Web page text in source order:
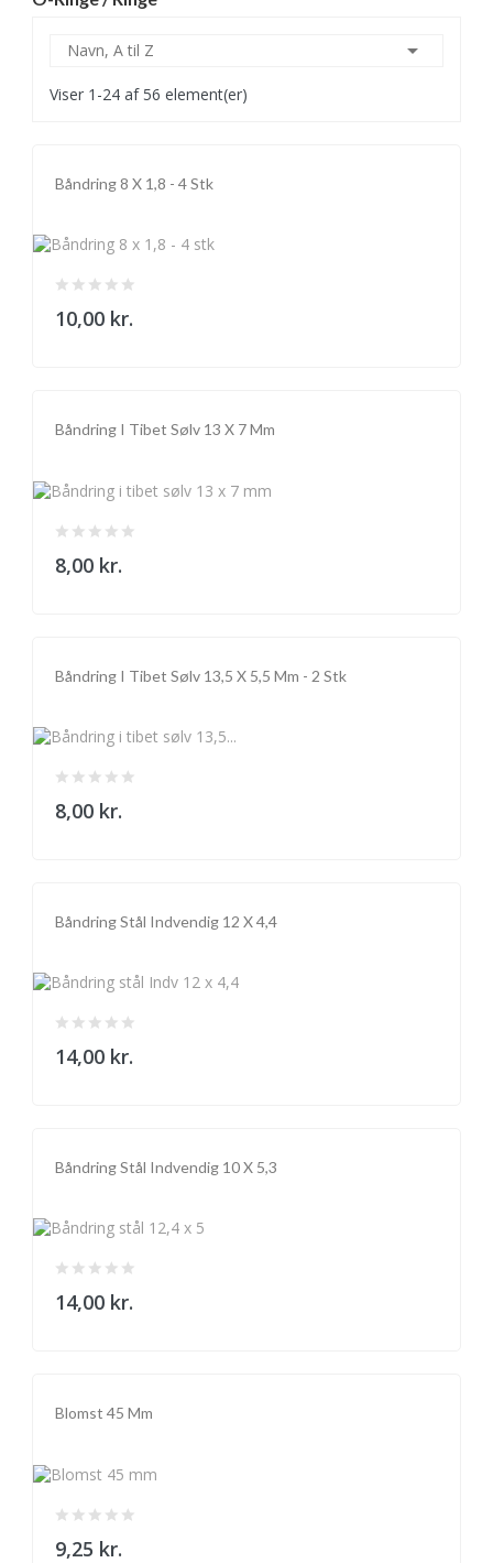
Navn, A til Z 
Viser 1-24 af 56 element(er)
Båndring 8 X 1,8 - 4 Stk
10,00 kr.
Båndring I Tibet Sølv 13 X 7 Mm
8,00 kr.
Båndring I Tibet Sølv 13,5 X 5,5 Mm - 2 Stk
8,00 kr.
Båndring Stål Indvendig 12 X 4,4
14,00 kr.
Båndring Stål Indvendig 10 X 5,3
14,00 kr.
Blomst 45 Mm
9,25 kr.